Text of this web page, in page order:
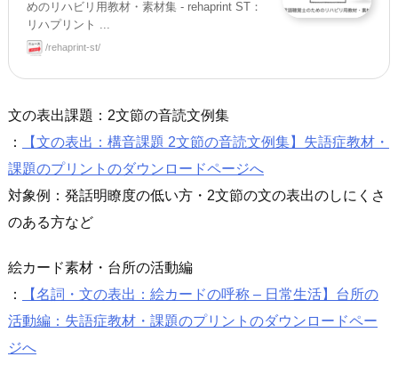
めのリハビリ用教材・素材集 - rehaprint ST：
リハプリント ...
/rehaprint-st/
文の表出課題：2文節の音読文例集
：
【文の表出：構音課題 2文節の音読文例集】失語症教材・
課題のプリントのダウンロードページへ
対象例：発話明瞭度の低い方・2文節の文の表出のしにくさ
のある方など
絵カード素材・台所の活動編
：
【名詞・文の表出：絵カードの呼称 – 日常生活】台所の
活動編：失語症教材・課題のプリントのダウンロードペー
ジへ